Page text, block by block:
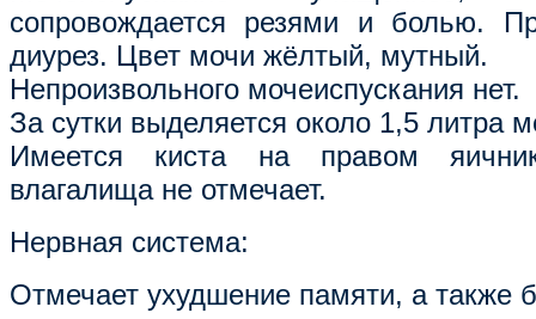
сопровождается резями и болью.
диурез. Цвет мочи жёлтый, мутный.
Непроизвольного мочеиспускания нет.
За сутки выделяется около 1,5 литра
Имеется киста на правом
влагалища не отмечает.
Нервная система:
Отмечает ухудшение памяти, а также